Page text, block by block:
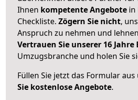
Ihnen kompetente Angebote in
Checkliste. Zögern Sie nicht,
Anspruch zu nehmen und
Vertrauen Sie unserer 16
Umzugsbranche und holen Sie
Füllen Sie jetzt das Formular aus
Sie kostenlose Angebote.